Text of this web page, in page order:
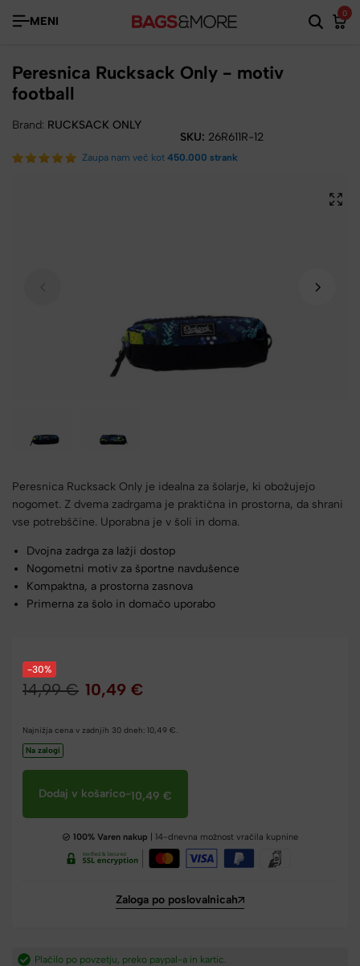
MENI
0
Peresnica Rucksack Only - motiv
football
Brand: RUCKSACK ONLY
SKU: 26R611R-12
Zaupa nam več kot 450.000 strank
Peresnica Rucksack Only je idealna za šolarje, ki obožujejo
nogomet. Z dvema zadrgama je praktična in prostorna, da shrani
vse potrebščine. Uporabna je v šoli in doma.
Dvojna zadrga za lažji dostop
Nogometni motiv za športne navdušence
Kompaktna, a prostorna zasnova
Primerna za šolo in domačo uporabo
-30%
14,99€ 10,49 €
Najnižja cena v zadnjih 30 dneh: 10,49 €
Na zalogi
Dodaj v košarico-10,49 €
100% Varen nakup | 14-dnevna možnost vračila kupnine
Zaloga po poslovalnicah
Plačilo po povzetju, preko paypal-a in kartic.​